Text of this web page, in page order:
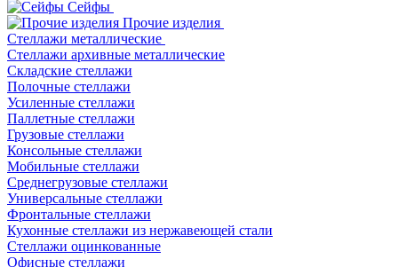
Сейфы
Прочие изделия
Стеллажи металлические
Cтеллажи архивные металлические
Складские стеллажи
Полочные стеллажи
Усиленные стеллажи
Паллетные стеллажи
Грузовые стеллажи
Консольные стеллажи
Мобильные стеллажи
Среднегрузовые стеллажи
Универсальные стеллажи
Фронтальные стеллажи
Кухонные стеллажи из нержавеющей стали
Стеллажи оцинкованные
Офисные стеллажи